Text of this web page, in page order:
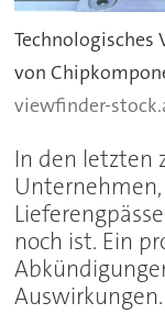
Technologisches
von
viewfinder-
In den letzten
noch ist. Ein
Auswirkungen.